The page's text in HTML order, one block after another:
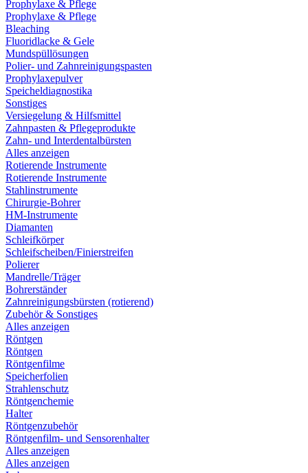
Prophylaxe & Pflege
Prophylaxe & Pflege
Bleaching
Fluoridlacke & Gele
Mundspüllösungen
Polier- und Zahnreinigungspasten
Prophylaxepulver
Speicheldiagnostika
Sonstiges
Versiegelung & Hilfsmittel
Zahnpasten & Pflegeprodukte
Zahn- und Interdentalbürsten
Alles anzeigen
Rotierende Instrumente
Rotierende Instrumente
Stahlinstrumente
Chirurgie-Bohrer
HM-Instrumente
Diamanten
Schleifkörper
Schleifscheiben/Finierstreifen
Polierer
Mandrelle/Träger
Bohrerständer
Zahnreinigungsbürsten (rotierend)
Zubehör & Sonstiges
Alles anzeigen
Röntgen
Röntgen
Röntgenfilme
Speicherfolien
Strahlenschutz
Röntgenchemie
Halter
Röntgenzubehör
Röntgenfilm- und Sensorenhalter
Alles anzeigen
Alles anzeigen